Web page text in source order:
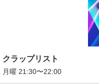
クラップリスト
月曜 21:30〜22:00